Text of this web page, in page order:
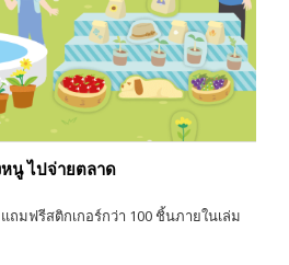
นู ไปจ่ายตลาด
ถมฟรีสติกเกอร์กว่า 100 ชิ้นภายในเล่ม